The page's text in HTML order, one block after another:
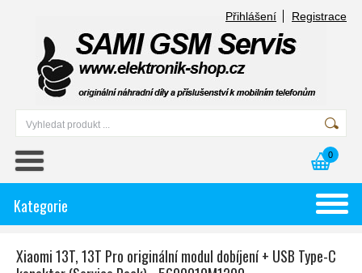
Přihlášení Registrace
0
Kategorie
Xiaomi 13T, 13T Pro originální modul dobíjení + USB Type-C